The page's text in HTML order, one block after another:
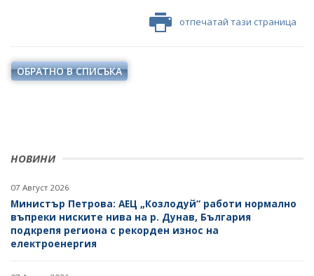
НОВИНИ
07 Август 2026
Министър Петрова: АЕЦ „Козлодуй“ работи нормално
въпреки ниските нива на р. Дунав, България
подкрепя региона с рекорден износ на
електроенергия
отпечатай тази страница
ОБРАТНО В СПИСЪКА